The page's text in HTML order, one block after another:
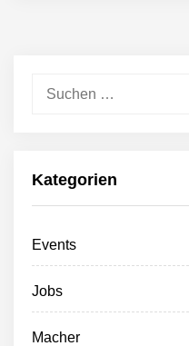
Kategorien
Events
Jobs
Macher